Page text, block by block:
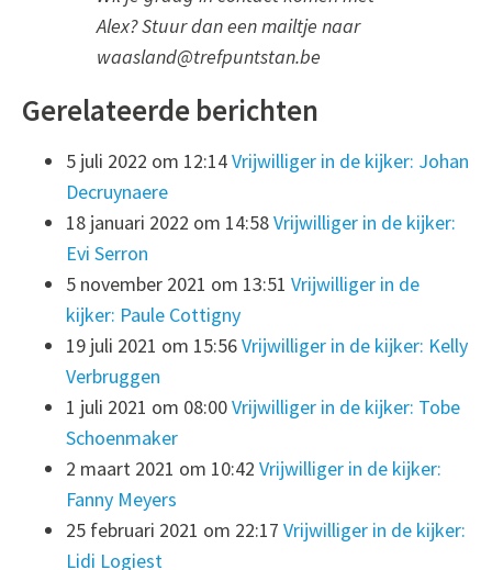
Alex? Stuur dan een mailtje naar
waasland@trefpuntstan.be
Gerelateerde berichten
5 juli 2022 om 12:14Vrijwilliger in de kijker: Johan
Decruynaere
18 januari 2022 om 14:58Vrijwilliger in de kijker:
Evi Serron
5 november 2021 om 13:51 Vrijwilliger in de
kijker: Paule Cottigny
19 juli 2021 om 15:56Vrijwilliger in de kijker: Kelly
Verbruggen
1 juli 2021 om 08:00Vrijwilliger in de kijker: Tobe
Schoenmaker
2 maart 2021 om 10:42 Vrijwilliger in de kijker:
Fanny Meyers
25 februari 2021 om 22:17 Vrijwilliger in de kijker:
Lidi Logiest